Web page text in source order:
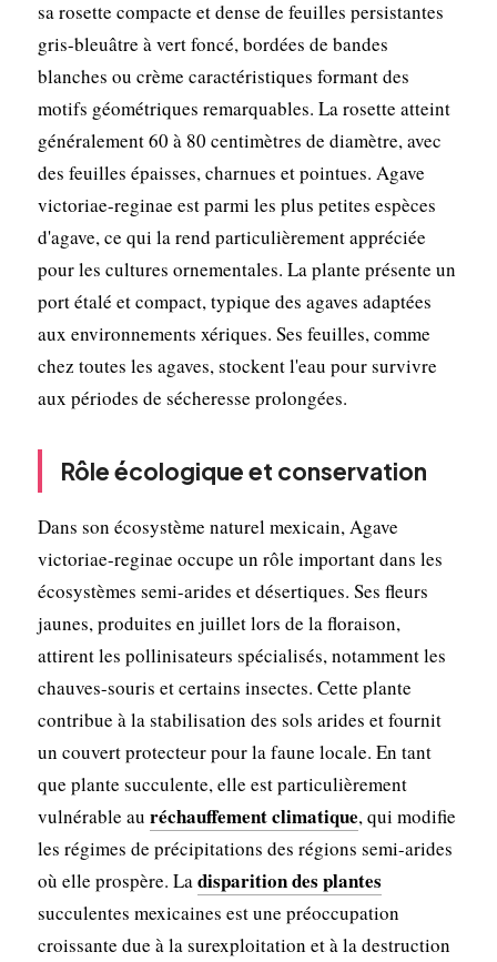
sa rosette compacte et dense de feuilles persistantes
gris-bleuâtre à vert foncé, bordées de bandes
blanches ou crème caractéristiques formant des
motifs géométriques remarquables. La rosette atteint
généralement 60 à 80 centimètres de diamètre, avec
des feuilles épaisses, charnues et pointues. Agave
victoriae-reginae est parmi les plus petites espèces
d'agave, ce qui la rend particulièrement appréciée
pour les cultures ornementales. La plante présente un
port étalé et compact, typique des agaves adaptées
aux environnements xériques. Ses feuilles, comme
chez toutes les agaves, stockent l'eau pour survivre
aux périodes de sécheresse prolongées.
Rôle écologique et conservation
Dans son écosystème naturel mexicain, Agave
victoriae-reginae occupe un rôle important dans les
écosystèmes semi-arides et désertiques. Ses fleurs
jaunes, produites en juillet lors de la floraison,
attirent les pollinisateurs spécialisés, notamment les
chauves-souris et certains insectes. Cette plante
contribue à la stabilisation des sols arides et fournit
un couvert protecteur pour la faune locale. En tant
que plante succulente, elle est particulièrement
vulnérable au réchauffement climatique, qui modifie
les régimes de précipitations des régions semi-arides
où elle prospère. Ladisparition des plantes
succulentes mexicaines est une préoccupation
croissante due à la surexploitation et à la destruction